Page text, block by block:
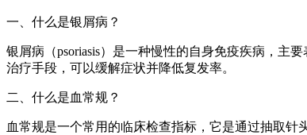
一、什么是银屑病？
银屑病（psoriasis）是一种慢性的自身免疫疾病，主
治疗手段，可以缓解症状并降低复发率。
二、什么是血常规？
血常规是一个常用的临床检查指标，它是通过抽取